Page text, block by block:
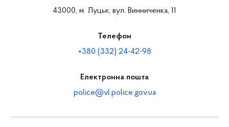
43000, м. Луцьк, вул. Винниченка, 11
Телефон
+380 (332) 24-42-98
Електронна пошта
police@vl.police.gov.ua